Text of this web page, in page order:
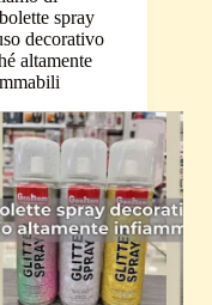
spray
decorativo
altamente